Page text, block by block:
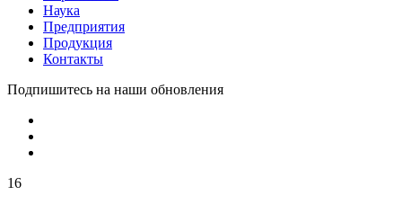
Наука
Предприятия
Продукция
Контакты
Подпишитесь на наши обновления
16